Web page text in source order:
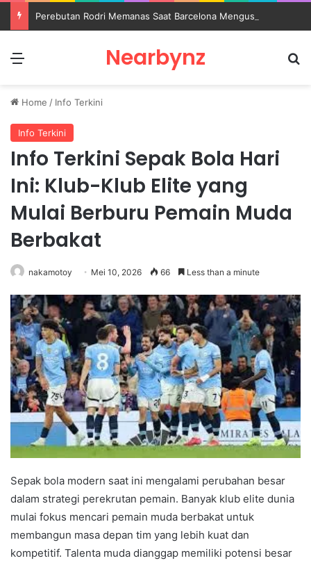
Nearbynz
Home / Info Terkini
Info Terkini
Info Terkini Sepak Bola Hari
Ini: Klub-Klub Elite yang
Mulai Berburu Pemain Muda
Berbakat
nakamotoy Mei 10, 2026 66 Less than a minute
Sepak bola modern saat ini mengalami perubahan besar
dalam strategi perekrutan pemain. Banyak klub elite dunia
mulai fokus mencari pemain muda berbakat untuk
membangun masa depan tim yang lebih kuat dan
kompetitif. Talenta muda dianggap memiliki potensi besar